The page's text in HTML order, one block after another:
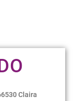
Claira